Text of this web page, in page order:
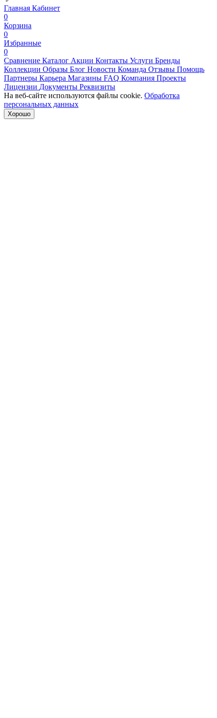
Главная Кабинет
0
Корзина
0
Избранные
0
Сравнение Каталог Акции Контакты Услуги Бренды
Коллекции Образы Блог Новости Команда Отзывы Помощь
Партнеры Карьера Магазины FAQ Компания Проекты
Лицензии Документы Реквизиты
На веб-сайте используются файлы cookie. Обработка
персональных данных
Хорошо